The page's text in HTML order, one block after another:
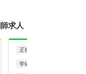
求人
正社員
学術・管理薬剤師